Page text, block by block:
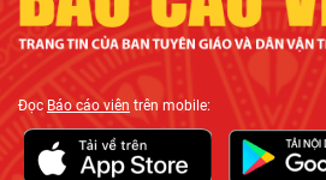
ĐọcBáo cáo viên trên mobile: